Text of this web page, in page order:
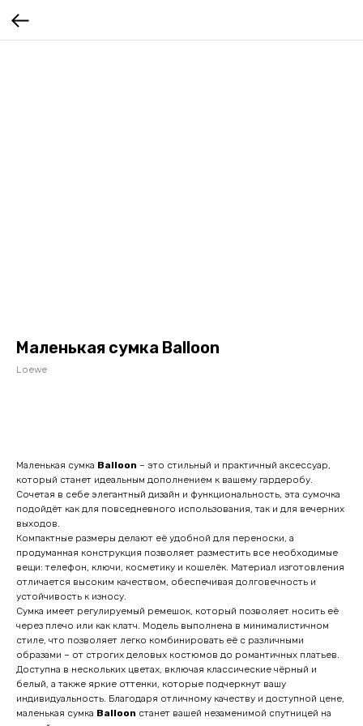
Маленькая сумка Balloon
Loewe
Маленькая сумка Balloon – это стильный и практичный аксессуар,
который станет идеальным дополнением к вашему гардеробу.
Сочетая в себе элегантный дизайн и функциональность, эта сумочка
подойдёт как для повседневного использования, так и для вечерних
выходов.
Компактные размеры делают её удобной для переноски, а
продуманная конструкция позволяет разместить все необходимые
вещи: телефон, ключи, косметику и кошелёк. Материал изготовления
отличается высоким качеством, обеспечивая долговечность и
устойчивость к износу.
Сумка имеет регулируемый ремешок, который позволяет носить её
через плечо или как клатч. Модель выполнена в минималистичном
стиле, что позволяет легко комбинировать её с различными
образами – от строгих деловых костюмов до романтичных платьев.
Доступна в нескольких цветах, включая классические чёрный и
белый, а также яркие оттенки, которые подчеркнут вашу
индивидуальность. Благодаря отличному качеству и доступной цене,
маленькая сумка Balloon станет вашей незаменимой спутницей на